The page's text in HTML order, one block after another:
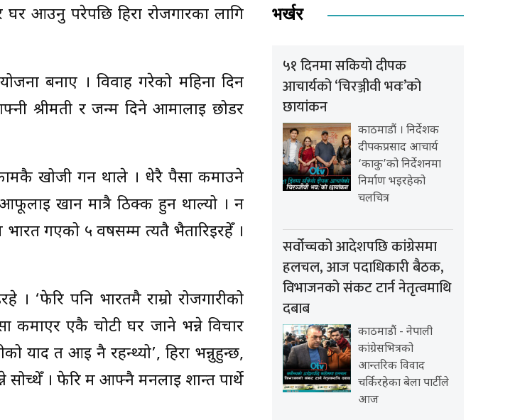
आउनु परेपछि हिरा रोजगारका लागि
बनाए । विवाह गरेको महिना दिन
श्रीमती र जन्म दिने आमालाई छोडर
खोजी गर्न थाले । धेरै पैसा कमाउने
आफूलाई खान मात्रै ठिक्क हुन थाल्यो । न
गएको ५ वर्षसम्म त्यतै भैतारिइरहेँ ।
। ‘फेरि पनि भारतमै राम्रो रोजगारीको
एकै चोटी घर जाने भन्ने विचार
याद त आई नै रहन्थ्यो’, हिरा भन्नुहुन्छ,
सोच्थेँ । फेरि म आफ्नै मनलाई शान्त पार्थे
भर्खर
५१ दिनमा सकियो दीपक
आचार्यको ‘चिरञ्जीवी भवः’को
छायांकन
काठमाडौं । निर्देशक
दीपकप्रसाद आचार्य
‘काकु’को निर्देशनमा
निर्माण भइरहेको
चलचित्र
सर्वोच्चको आदेशपछि कांग्रेसमा
हलचल, आज पदाधिकारी बैठक,
विभाजनको संकट टार्न नेतृत्वमाथि
दबाब
काठमाडौं - नेपाली
कांग्रेसभित्रको
आन्तरिक विवाद
चर्किरहेका बेला पार्टीले
आज